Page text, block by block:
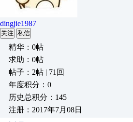
dingjie1987
关注 私信
精华：0帖
求助：0帖
帖子：2帖 | 71回
年度积分：0
历史总积分：145
注册：2017年7月08日